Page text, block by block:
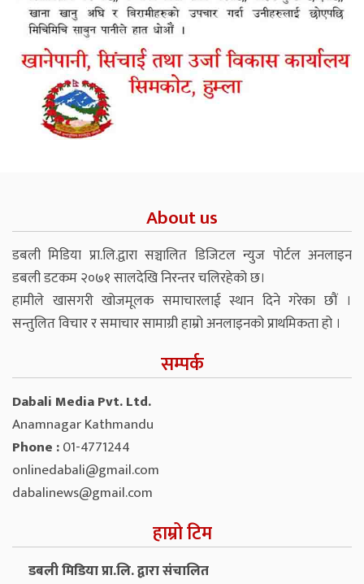
About us
डबली मिडिया प्रा.लि.द्वारा सञ्चालित डिजिटल न्युज पोर्टल अनलाइन
डबली डटकम २०७१ सालदेखि निरन्तर चलिरहेको छ।
हामीले खासगरी खोजमूलक समाचारलाई स्थान दिने गरेका छौं ।
सन्तुलित विचार र समाचार सामाग्री हाम्रो अनलाइनको प्राथमिकता हो ।
सम्पर्क
Dabali Media Pvt. Ltd.
Anamnagar Kathmandu
Phone :01-4771244
onlinedabali@gmail.com
dabalinews@gmail.com
हाम्रो टिम
डबली मिडिया प्रा.लि. द्वारा संचालित